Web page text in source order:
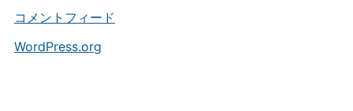
コメントフィード
WordPress.org